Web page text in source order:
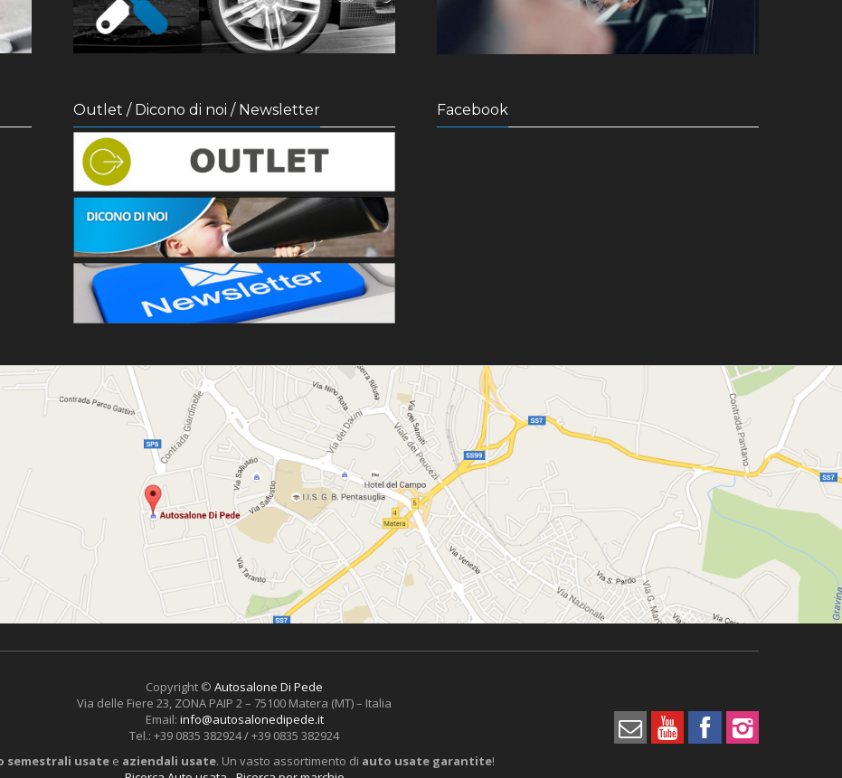
Outlet / Dicono di noi / Newsletter Facebook
Copyright © Autosalone Di Pede
Via delle Fiere 23, ZONA PAIP 2 – 75100 Matera (MT) – Italia
Email: info@autosalonedipede.it
Tel.: +39 0835 382924 / +39 0835 382924
semestrali usate e aziendali usate. Un vasto assortimento di auto usate garantite!